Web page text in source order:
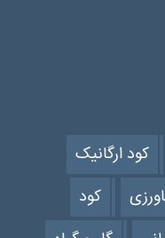
کود ارگانیک
کود